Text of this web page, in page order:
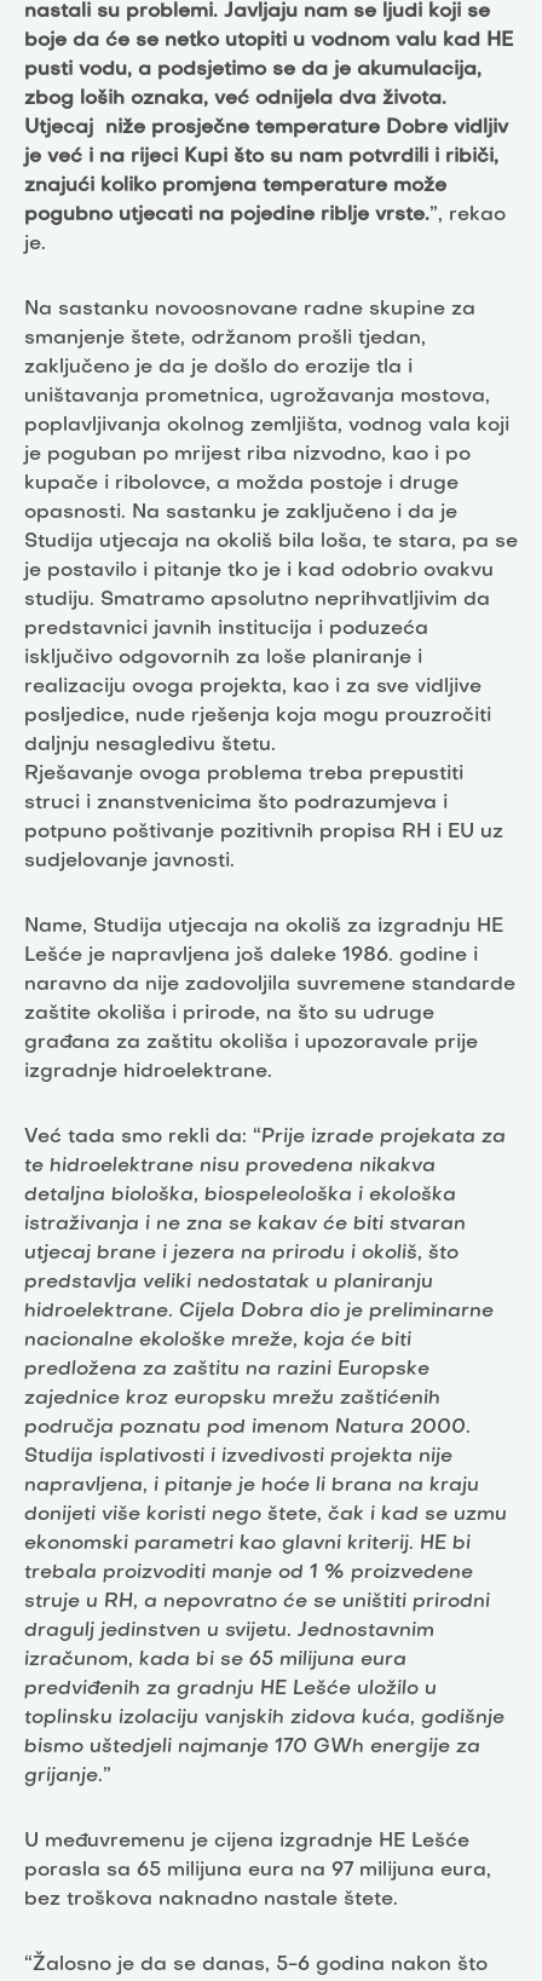
nastali su problemi. Javljaju nam se ljudi koji se
boje da će se netko utopiti u vodnom valu kad HE
pusti vodu, a podsjetimo se da je akumulacija,
zbog loših oznaka, već odnijela dva života.
Utjecaj niže prosječne temperature Dobre vidljiv
je već i na rijeci Kupi što su nam potvrdili i ribiči,
znajući koliko promjena temperature može
pogubno utjecati na pojedine riblje vrste.”, rekao
je.
Na sastanku novoosnovane radne skupine za
smanjenje štete, održanom prošli tjedan,
zaključeno je da je došlo do erozije tla i
uništavanja prometnica, ugrožavanja mostova,
poplavljivanja okolnog zemljišta, vodnog vala koji
je poguban po mrijest riba nizvodno, kao i po
kupače i ribolovce, a možda postoje i druge
opasnosti. Na sastanku je zaključeno i da je
Studija utjecaja na okoliš bila loša, te stara, pa se
je postavilo i pitanje tko je i kad odobrio ovakvu
studiju. Smatramo apsolutno neprihvatljivim da
predstavnici javnih institucija i poduzeća
isključivo odgovornih za loše planiranje i
realizaciju ovoga projekta, kao i za sve vidljive
posljedice, nude rješenja koja mogu prouzročiti
daljnju nesagledivu štetu.
Rješavanje ovoga problema treba prepustiti
struci i znanstvenicima što podrazumjeva i
potpuno poštivanje pozitivnih propisa RH i EU uz
sudjelovanje javnosti.
Name, Studija utjecaja na okoliš za izgradnju HE
Lešće je napravljena još daleke 1986. godine i
naravno da nije zadovoljila suvremene standarde
zaštite okoliša i prirode, na što su udruge
građana za zaštitu okoliša i upozoravale prije
izgradnje hidroelektrane.
Već tada smo rekli da: “Prije izrade projekata za
te hidroelektrane nisu provedena nikakva
detaljna biološka, biospeleološka i ekološka
istraživanja i ne zna se kakav će biti stvaran
utjecaj brane i jezera na prirodu i okoliš, što
predstavlja veliki nedostatak u planiranju
hidroelektrane. Cijela Dobra dio je preliminarne
nacionalne ekološke mreže, koja će biti
predložena za zaštitu na razini Europske
zajednice kroz europsku mrežu zaštićenih
područja poznatu pod imenom Natura 2000.
Studija isplativosti i izvedivosti projekta nije
napravljena, i pitanje je hoće li brana na kraju
donijeti više koristi nego štete, čak i kad se uzmu
ekonomski parametri kao glavni kriterij. HE bi
trebala proizvoditi manje od 1 % proizvedene
struje u RH, a nepovratno će se uništiti prirodni
dragulj jedinstven u svijetu. Jednostavnim
izračunom, kada bi se 65 milijuna eura
predviđenih za gradnju HE Lešće uložilo u
toplinsku izolaciju vanjskih zidova kuća, godišnje
bismo uštedjeli najmanje 170 GWh energije za
grijanje.”
U međuvremenu je cijena izgradnje HE Lešće
porasla sa 65 milijuna eura na 97 milijuna eura,
bez troškova naknadno nastale štete.
“Žalosno je da se danas, 5-6 godina nakon što